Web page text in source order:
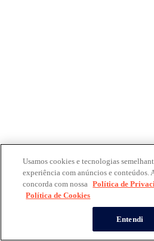
Usamos cookies e tecnologias
experiência com anúncios e conteúdos.
concorda com nossa Política de
Política de Cookies
Entendi